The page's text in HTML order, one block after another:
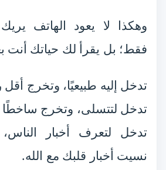
وهكذا لا يعود الهاتف
فقط؛ بل يقرأ لك حياتك أنت
تدخل إليه طبيعيًا، وتخرج
تدخل لتتسلى، وتخرج
تدخل لتعرف أخبار
نسيت أخبار قلبك مع الله.